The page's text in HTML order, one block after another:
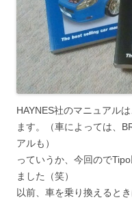
HAYNES社のマニュアル
ます。（車によっては、
アルも）
っていうか、今回ので
ました（笑）
以前、車を乗り換えると